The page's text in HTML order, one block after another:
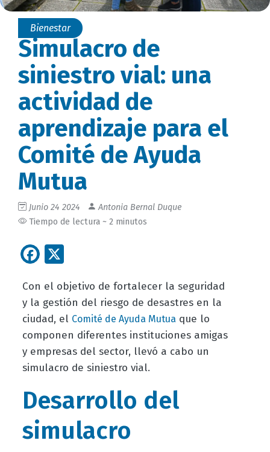
Bienestar
Simulacro de
siniestro vial: una
actividad de
aprendizaje para el
Comité de Ayuda
Mutua
Junio 24 2024
Antonia Bernal Duque
Tiempo de lectura ~ 2 minutos
Facebook
Con el objetivo de fortalecer la seguridad
y la gestión del riesgo de desastres en la
ciudad, el Comité de Ayuda Mutuaque lo
componen diferentes instituciones amigas
y empresas del sector, llevó a cabo un
simulacro de siniestro vial.
Desarrollo del
simulacro